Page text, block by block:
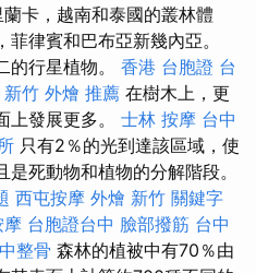
卡，越南和泰國的叢林體
律賓和巴布亞新幾內亞。
的行星植物。 香港 台胞證 台
新竹 外燴 推薦 在樹木上，更
上發展更多。 士林 按摩 台中
只有2％的光到達該區域，使
死動物和植物的分解階段。
西屯按摩 外燴 新竹 關鍵字
摩 台胞證台中 臉部撥筋 台中
整骨 森林的植被中有70％由